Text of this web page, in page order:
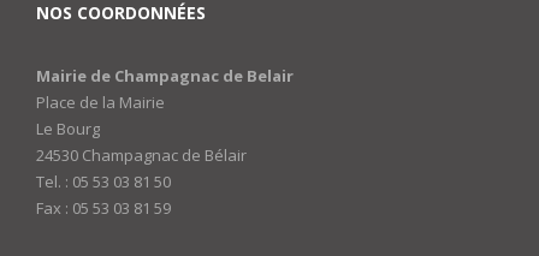
NOS COORDONNÉES
Mairie de Champagnac de Belair
Place de la Mairie
Le Bourg
24530 Champagnac de Bélair
Tel. : 05 53 03 81 50
Fax : 05 53 03 81 59